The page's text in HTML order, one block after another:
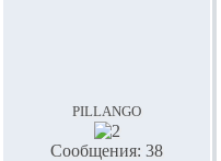
pillango
Сообщения: 38